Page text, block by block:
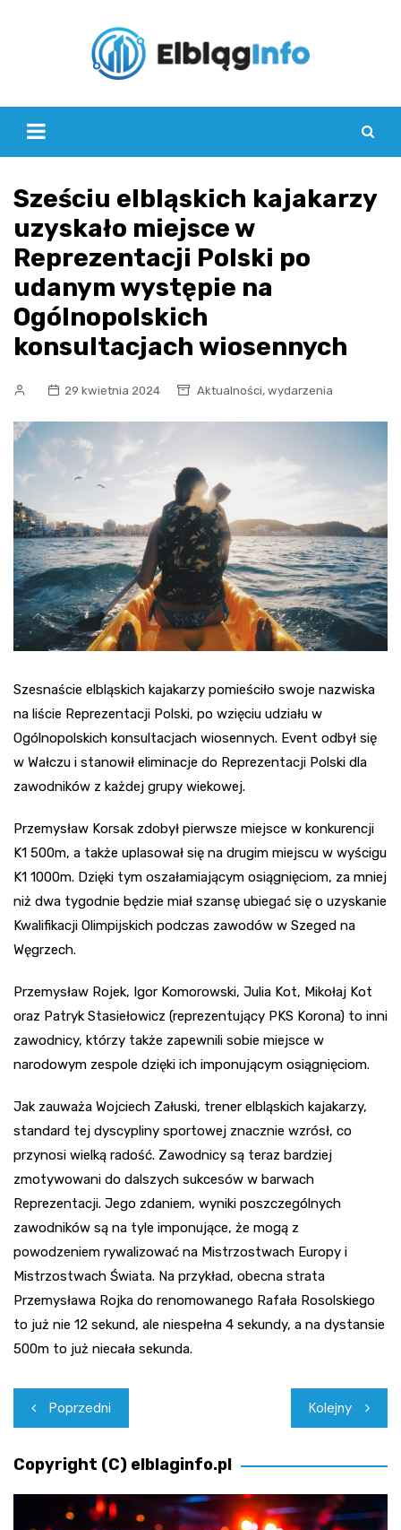
Sześciu elbląskich kajakarzy
uzyskało miejsce w
Reprezentacji Polski po
udanym występie na
Ogólnopolskich
konsultacjach wiosennych
29 kwietnia 2024 Aktualności, wydarzenia
Szesnaście elbląskich kajakarzy pomieściło swoje nazwiska
na liście Reprezentacji Polski, po wzięciu udziału w
Ogólnopolskich konsultacjach wiosennych. Event odbył się
w Wałczu i stanowił eliminacje do Reprezentacji Polski dla
zawodników z każdej grupy wiekowej.
Przemysław Korsak zdobył pierwsze miejsce w konkurencji
K1 500m, a także uplasował się na drugim miejscu w wyścigu
K1 1000m. Dzięki tym oszałamiającym osiągnięciom, za mniej
niż dwa tygodnie będzie miał szansę ubiegać się o uzyskanie
Kwalifikacji Olimpijskich podczas zawodów w Szeged na
Węgrzech.
Przemysław Rojek, Igor Komorowski, Julia Kot, Mikołaj Kot
oraz Patryk Stasiełowicz (reprezentujący PKS Korona) to inni
zawodnicy, którzy także zapewnili sobie miejsce w
narodowym zespole dzięki ich imponującym osiągnięciom.
Jak zauważa Wojciech Załuski, trener elbląskich kajakarzy,
standard tej dyscypliny sportowej znacznie wzrósł, co
przynosi wielką radość. Zawodnicy są teraz bardziej
zmotywowani do dalszych sukcesów w barwach
Reprezentacji. Jego zdaniem, wyniki poszczególnych
zawodników są na tyle imponujące, że mogą z
powodzeniem rywalizować na Mistrzostwach Europy i
Mistrzostwach Świata. Na przykład, obecna strata
Przemysława Rojka do renomowanego Rafała Rosolskiego
to już nie 12 sekund, ale niespełna 4 sekundy, a na dystansie
500m to już niecała sekunda.
Nawigacja
wpisu
Poprzedni Kolejny
Copyright (C) elblaginfo.pl